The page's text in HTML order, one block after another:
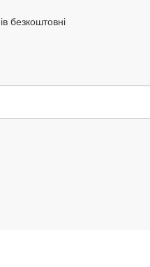
безкоштовні